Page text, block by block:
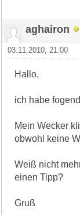
aghairon
03.11.2010, 21:00
Hallo,
ich habe
Mein Wecker
obwohl keine
Weiß nicht
einen Tipp?
Gruß